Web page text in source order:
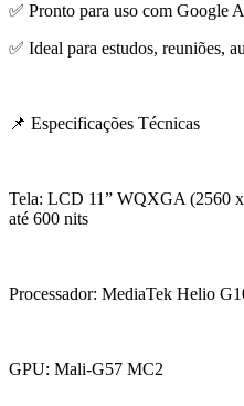
✅ Pronto para uso com Google
✅ Ideal para estudos, reuniões,
📌 Especificações Técnicas
Tela: LCD 11” WQXGA (2560
até 600 nits
Processador: MediaTek Helio
GPU: Mali-G57 MC2